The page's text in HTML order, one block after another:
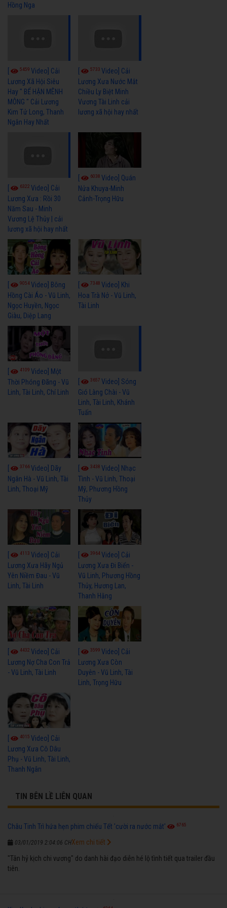
Hồng Nga
5459 Video] Cải
Lương Xã Hội Siêu
Hay " BỂ HẬN MÊNH
MÔNG " Cải Lương
Kim Tử Long, Thanh
Ngân Hay Nhất
5733Video] Cải
Lương Xưa Nước Mắt
Chiều Ly Biệt Minh
Vương Tài Linh cải
lương xã hội hay nhất
6322 Video] Cải
Lương Xưa : Rồi 30
Năm Sau - Minh
Vương Lệ Thủy | cải
lương xã hội hay nhất
6038Video] Quán
Nửa Khuya-Minh
Cảnh-Trọng Hữu
9054Video] Bông
Hồng Cài Áo - Vũ Linh,
Ngọc Huyền, Ngọc
Giàu, Diệp Lang
7348Video] Khi
Hoa Trà Nở - Vũ Linh,
Tài Linh
4109 Video] Một
Thời Phóng Đãng - Vũ
Linh, Tài Linh, Chí Linh
3657Video] Sóng
Gió Làng Chài - Vũ
Linh, Tài Linh, Khánh
Tuấn
3766Video] Dãy
Ngân Hà - Vũ Linh, Tài
Linh, Thoại Mỹ
3438Video] Nhạc
Tình - Vũ Linh, Thoại
Mỹ, Phương Hồng
Thủy
4113 Video] Cải
Lương Xưa Hãy Ngủ
Yên Niềm Đau - Vũ
Linh, Tài Linh
3964Video] Cải
Lương Xưa Đi Biển -
Vũ Linh, Phương Hồng
Thủy, Hương Lan,
Thanh Hằng
4432 Video] Cải
Lương Nợ Cha Con Trả
- Vũ Linh, Tài Linh
3599Video] Cải
Lương Xưa Còn
Duyên - Vũ Linh, Tài
Linh, Trọng Hữu
[ 4015 Video] Cải
Lương Xưa Cô Dâu
Phụ - Vũ Linh, Tài Linh,
Thanh Ngân
TIN BÊN LỀ LIÊN QUAN
Châu Tinh Trì hứa hẹn phim chiếu Tết 'cười ra nước mắt' 6765
03/01/2019 2:04:06 CH
"Tân hỷ kịch chi vương" do danh hài đạo diễn hé lộ tình tiết qua trailer đầu
tiên.
Xem chi tiết